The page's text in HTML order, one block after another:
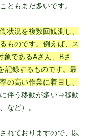
ともまだ多いです。
状況を複数回観測し、
ものです。例えば、ス
象であるAさん、Bさ
記録するものです。最
の高い作業に着目し、
に伴う移動が多い⇒移動
など）。
れておりますので、以